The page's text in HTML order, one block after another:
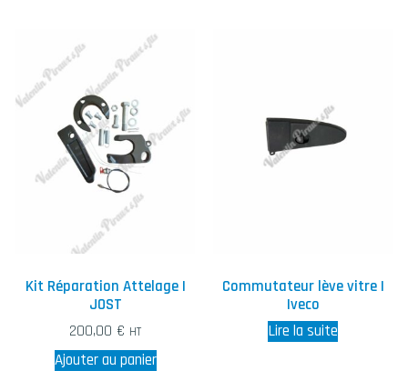
Kit Réparation Attelage |
JOST
200,00 € HT
Ajouter au panier
Commutateur lève vitre |
Iveco
Lire la suite